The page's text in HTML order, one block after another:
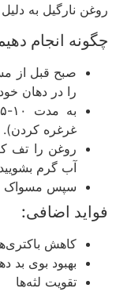
نارگیل به دلیل
انجام دهیم؟
صبح قبل از
را در دهان خود
به
غرغره کردن).
روغن را تف کنید
آب گرم بشویید.
سپس مسواک
اضافی:
کاهش
بهبود بوی بد دهان
تقویت لثه‌ها